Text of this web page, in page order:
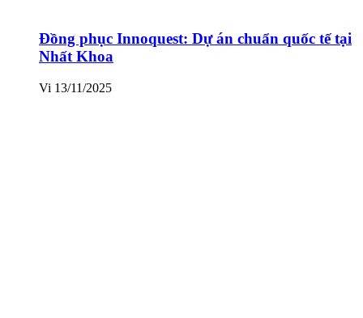
Đồng phục Innoquest: Dự án chuẩn quốc tế tại
Nhất Khoa
Vi 13/11/2025